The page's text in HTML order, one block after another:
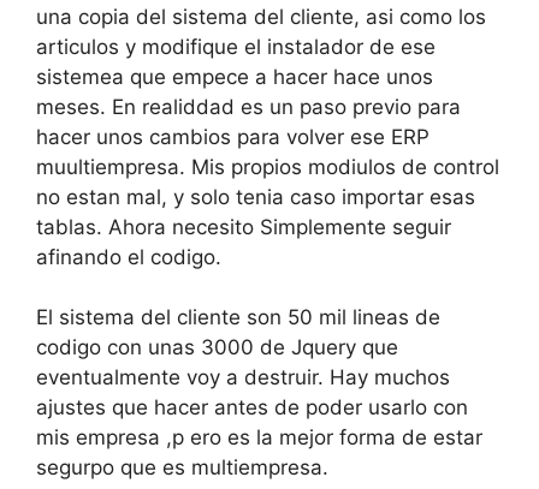
una copia del sistema del cliente, asi como los
articulos y modifique el instalador de ese
sistemea que empece a hacer hace unos
meses. En realiddad es un paso previo para
hacer unos cambios para volver ese ERP
muultiempresa. Mis propios modiulos de control
no estan mal, y solo tenia caso importar esas
tablas. Ahora necesito Simplemente seguir
afinando el codigo.
El sistema del cliente son 50 mil lineas de
codigo con unas 3000 de Jquery que
eventualmente voy a destruir. Hay muchos
ajustes que hacer antes de poder usarlo con
mis empresa ,p ero es la mejor forma de estar
segurpo que es multiempresa.